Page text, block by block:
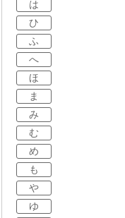
は
ひ
ふ
へ
ほ
ま
み
む
め
も
や
ゆ